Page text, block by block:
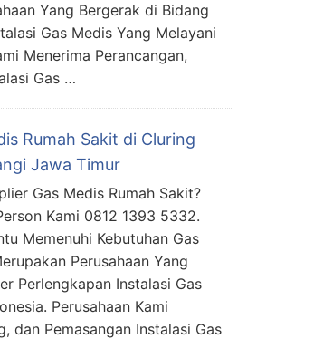
Yang Bergerak di Bidang
Gas Medis Yang Melayani
Menerima Perancangan,
Gas …
Rumah Sakit di Cluring
Jawa Timur
Gas Medis Rumah Sakit?
Kami 0812 1393 5332.
Memenuhi Kebutuhan Gas
Perusahaan Yang
Perlengkapan Instalasi Gas
Perusahaan Kami
dan Pemasangan Instalasi Gas